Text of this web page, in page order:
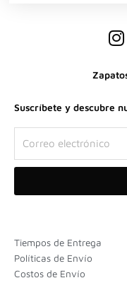
I
n
t
g
r
Suscríbete y descubre
electrónico
Tiempos de Entrega
Políticas de Envío
Costos de Envío